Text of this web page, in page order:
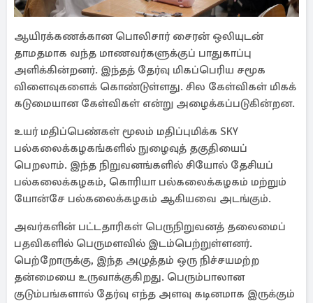
ஆயிரக்கணக்கான பொலிசார் சைரன் ஒலியுடன்
தாமதமாக வந்த மாணவர்களுக்குப் பாதுகாப்பு
அளிக்கின்றனர். இந்தத் தேர்வு மிகப்பெரிய சமூக
விளைவுகளைக் கொண்டுள்ளது. சில கேள்விகள் மிகக்
கடுமையான கேள்விகள் என்று அழைக்கப்படுகின்றன.
உயர் மதிப்பெண்கள் மூலம் மதிப்புமிக்க SKY
பல்கலைக்கழகங்களில் நுழைவுத் தகுதியைப்
பெறலாம். இந்த நிறுவனங்களில் சியோல் தேசியப்
பல்கலைக்கழகம், கொரியா பல்கலைக்கழகம் மற்றும்
யோன்சே பல்கலைக்கழகம் ஆகியவை அடங்கும்.
அவர்களின் பட்டதாரிகள் பெருநிறுவனத் தலைமைப்
பதவிகளில் பெருமளவில் இடம்பெற்றுள்ளனர்.
பெற்றோருக்கு, இந்த அழுத்தம் ஒரு நிச்சயமற்ற
தன்மையை உருவாக்குகிறது. பெரும்பாலான
குடும்பங்களால் தேர்வு எந்த அளவு கடினமாக இருக்கும்